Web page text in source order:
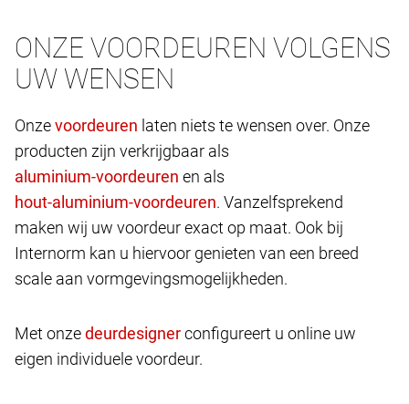
ONZE VOORDEUREN VOLGENS
UW WENSEN
Onze
laten niets te wensen over. Onze
producten zijn verkrijgbaar als
en als
. Vanzelfsprekend
maken wij uw voordeur exact op maat. Ook bij
Internorm kan u hiervoor genieten van een breed
scale aan vormgevingsmogelijkheden.
Met onze
configureert u online uw
eigen individuele voordeur.